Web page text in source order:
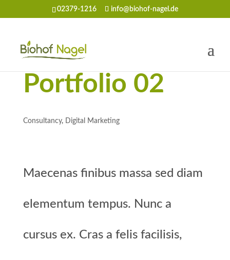
02379-1216 info@biohof-nagel.de
Portfolio 02
Consultancy, Digital Marketing
Maecenas finibus massa sed diam
elementum tempus. Nunc a
cursus ex. Cras a felis facilisis,